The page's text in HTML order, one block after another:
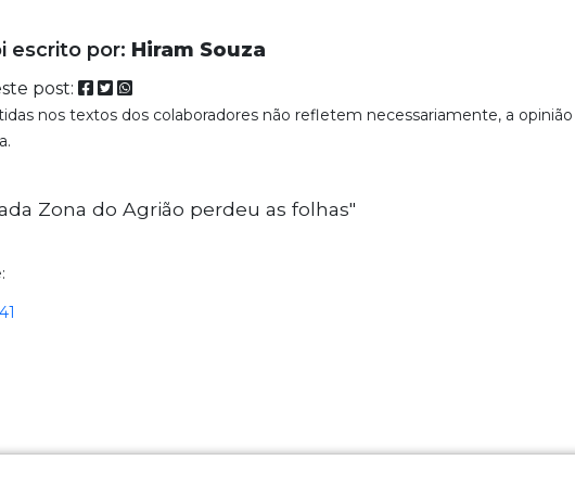
escrito por: Hiram Souza
post:
nos textos dos colaboradores não refletem necessariamente, a
Zona do Agrião perdeu as folhas"